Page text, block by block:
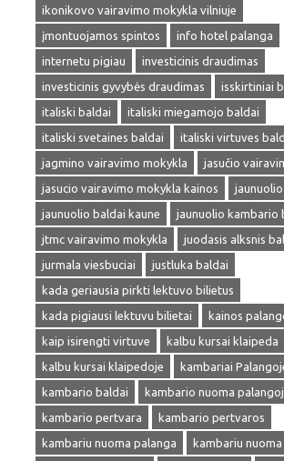
ikonikovo vairavimo mokykla vilniuje
įmontuojamos spintos
info hotel palanga
internetu pigiau
investicinis draudimas
investicinis gyvybės draudimas
isskirtiniai
italiski baldai
italiski miegamojo baldai
italiski svetaines baldai
italiski virtuves
jagmino vairavimo mokykla
jasučio
jasucio vairavimo mokykla kainos
jaunuolio baldai kaune
jaunuolio kambario
jtmc vairavimo mokykla
juodasis alksnis
jurmala viesbuciai
justluka baldai
kada geriausia pirkti lektuvo bilietus
kada pigiausi lektuvu bilietai
kainos
kaip isirengti virtuve
kalbu kursai klaipeda
kalbu kursai klaipedoje
kambariai
kambario baldai
kambario nuoma
kambario pertvara
kambario pertvaros
kambariu nuoma palanga
kambariu